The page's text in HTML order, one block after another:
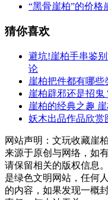
“黑骨崖柏”的价格
猜你喜欢
避坑!崖柏手串鉴
论
崖柏把件都有哪些
崖柏辟邪还是招鬼
崖柏的经典之趣
妖木出品作品欣赏
网站声明：文玩收藏崖
来源于原创与网络，如
请保留相关的版权信息。
是绿色文明网站，任何
的内容，如果发现一概